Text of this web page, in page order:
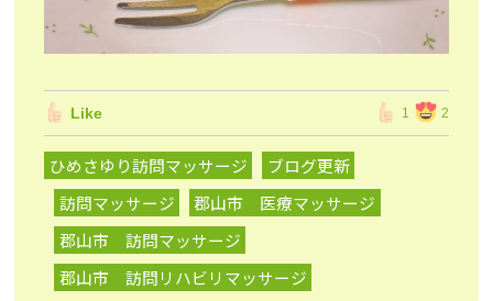
Like 1 2
ひめさゆり訪問マッサージ
ブログ更新
訪問マッサージ
郡山市 医療マッサージ
郡山市 訪問マッサージ
郡山市 訪問リハビリマッサージ